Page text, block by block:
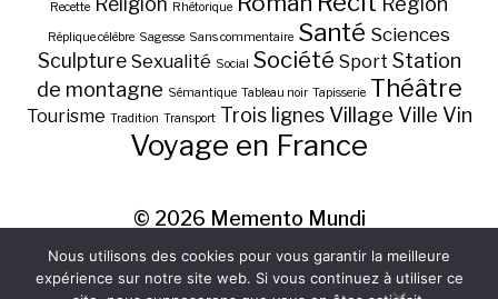
Recette Rhétorique
Réplique célèbre Sagesse Sans commentaire Santé Sciences
Sculpture Sexualité Social Société Sport Station
de montagne Sémantique Tableau noir Tapisserie Théâtre
Tourisme Tradition Transport Trois lignes Village Ville Vin
Voyage en France
© 2026 Memento Mundi
Nous utilisons des cookies pour vous garantir la meilleure
expérience sur notre site web. Si vous continuez à utiliser ce